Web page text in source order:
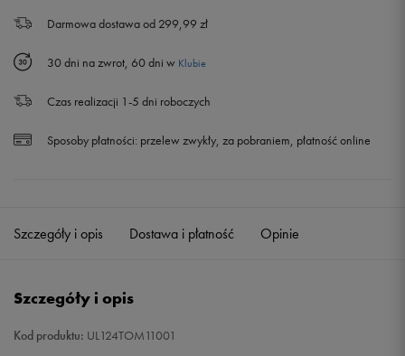
Darmowa dostawa od 299,99 zł
30 dni na zwrot, 60 dni w Klubie
Czas realizacji 1-5 dni roboczych
Sposoby płatności: przelew zwykły, za pobraniem, płatność online
Szczegóły i opis Dostawa i płatność Opinie
Szczegóły i opis
Kod produktu: UL124TOM11001